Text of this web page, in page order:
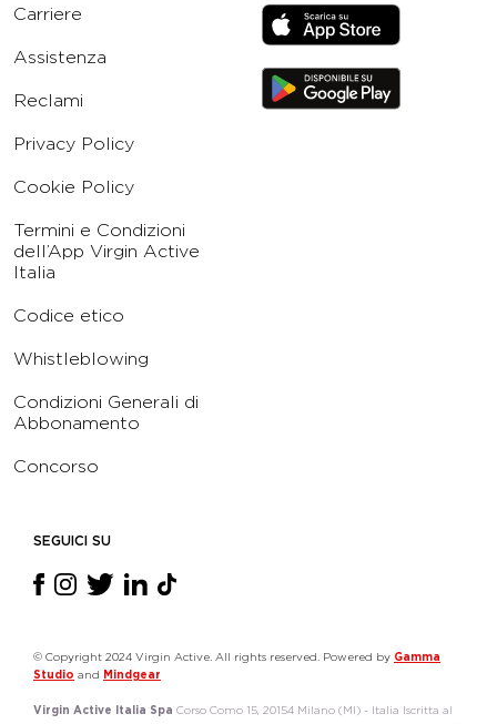
Carriere
Assistenza
Reclami
Privacy Policy
Cookie Policy
Termini e Condizioni
dell’App Virgin Active
Italia
Codice etico
Whistleblowing
Condizioni Generali di
Abbonamento
Concorso
SEGUICI SU
© Copyright 2024 Virgin Active. All rights reserved. Powered by Gamma
Studio and Mindgear
Virgin Active Italia Spa Corso Como 15, 20154 Milano (MI) - Italia Iscritta al